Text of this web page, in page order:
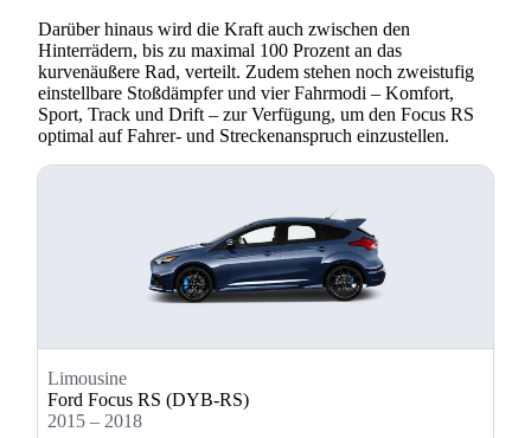
Darüber hinaus wird die Kraft auch zwischen den
Hinterrädern, bis zu maximal 100 Prozent an das
kurvenäußere Rad, verteilt. Zudem stehen noch zweistufig
einstellbare Stoßdämpfer und vier Fahrmodi – Komfort,
Sport, Track und Drift – zur Verfügung, um den Focus RS
optimal auf Fahrer- und Streckenanspruch einzustellen.
Limousine
Ford Focus RS (DYB-RS)
2015 – 2018